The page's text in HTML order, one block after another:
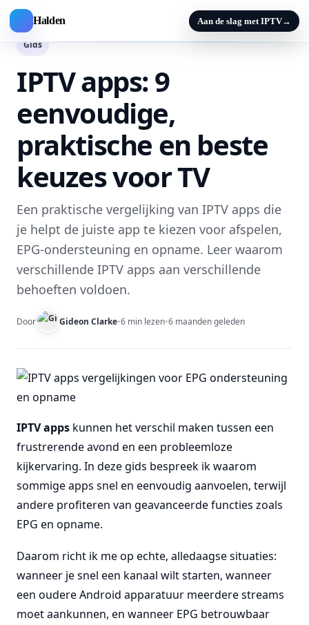
Halden Aan de slag met IPTV→
Gids
IPTV apps: 9
eenvoudige,
praktische en beste
keuzes voor TV
Een praktische vergelijking van IPTV apps die
je helpt de juiste app te kiezen voor afspelen,
EPG-ondersteuning en opname. Leer waarom
verschillende IPTV apps aan verschillende
behoeften voldoen.
Door Gideon Clarke•6 min lezen•6 maanden geleden
IPTV apps kunnen het verschil maken tussen een
frustrerende avond en een probleemloze
kijkervaring. In deze gids bespreek ik waarom
sommige apps snel en eenvoudig aanvoelen, terwijl
andere profiteren van geavanceerde functies zoals
EPG en opname.
Daarom richt ik me op echte, alledaagse situaties:
wanneer je snel een kanaal wilt starten, wanneer
een oudere Android apparatuur meerdere streams
moet aankunnen, en wanneer EPG betrouwbaar